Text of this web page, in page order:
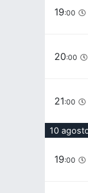
19:00
20:00
21:00
10
19:00